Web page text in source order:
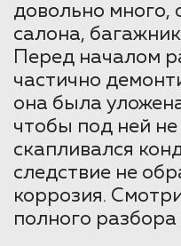
довольно много,
салона,
Перед началом
частично
она была
чтобы под ней не
скапливался
следствие не
коррозия.
полного разбора